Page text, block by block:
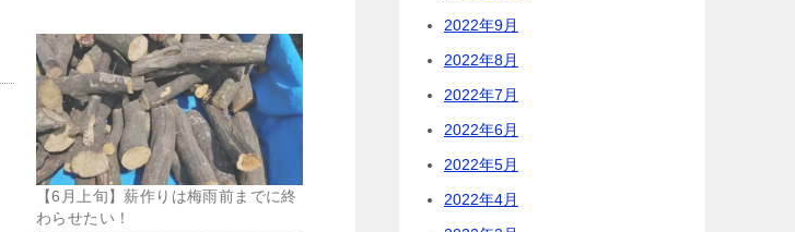
【6月上旬】薪作りは梅雨前までに終
わらせたい！
2022年9月
2022年8月
2022年7月
2022年6月
2022年5月
2022年4月